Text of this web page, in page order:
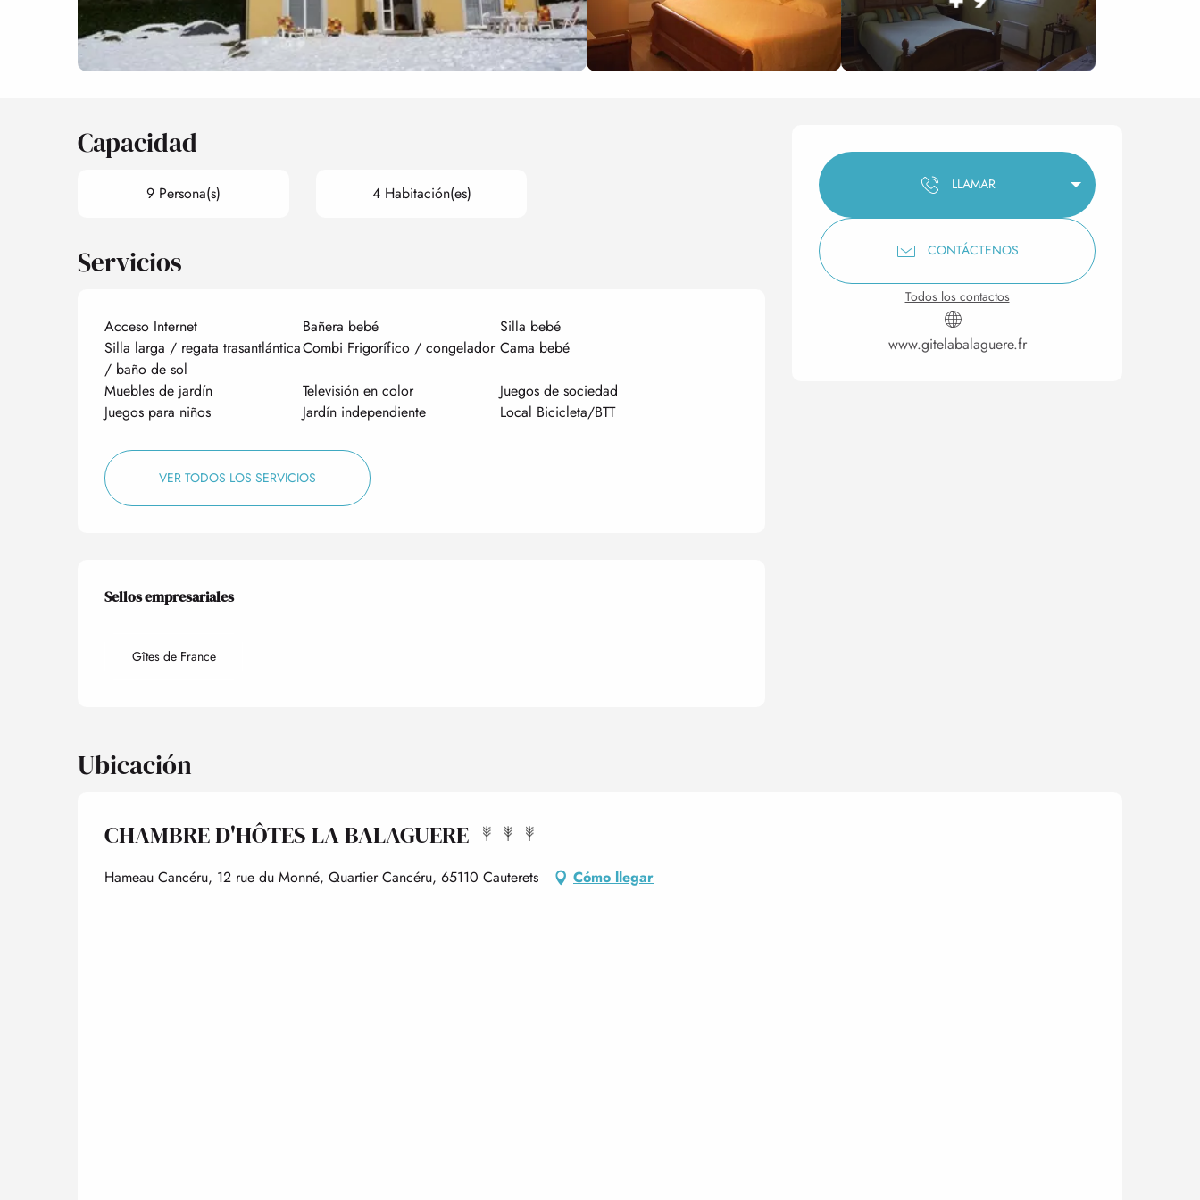
Horarios y datos de
LLAMAR
CONTÁCTENOS
Todos los contactos
www.gitelabalaguere.fr
Capacidad
9 Persona(s) 4 Habitación(es)
Servicios
Acceso Internet Bañera bebé
Silla bebé
Silla larga / regata trasantlántica
/ baño de sol
Combi Frigorífico / congelador Cama bebé
Muebles de jardín Televisión en color
Juegos de sociedad
Juegos para niños
Jardín independiente Local Bicicleta/BTT
VER TODOS LOS SERVICIOS
Oferta de prestaciones
Sellos empresariales
Sellos empresariales
Gîtes de France
Ubicación
CHAMBRE D'HÔTES LA BALAGUERE
Hameau Cancéru, 12 rue du Monné, Quartier Cancéru, 65110 Cauterets Cómo llegar